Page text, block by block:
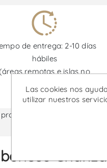
de entrega: 2-10 días
hábiles
remotas e islas no
incluidas)
promociones están
Las cookies nos
utilizar nuestros